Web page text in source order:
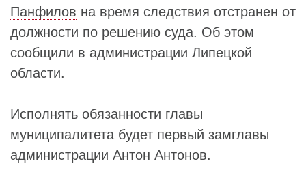
Панфилов на время следствия отстранен от
должности по решению суда. Об этом
сообщили в администрации Липецкой
области.
Исполнять обязанности главы
муниципалитета будет первый замглавы
администрации Антон Антонов.